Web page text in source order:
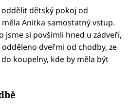
dětský pokoj od
Anitka samostatný vstup.
jsme si povšimli hned u zádveří,
dveřmi od chodby, ze
koupelny, kde by měla být